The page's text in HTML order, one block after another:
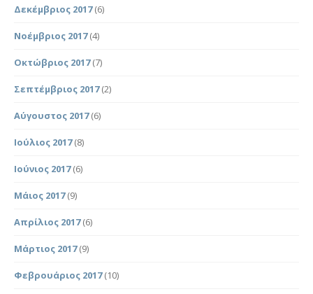
Δεκέμβριος 2017(6)
Νοέμβριος 2017(4)
Οκτώβριος 2017(7)
Σεπτέμβριος 2017(2)
Αύγουστος 2017(6)
Ιούλιος 2017(8)
Ιούνιος 2017(6)
Μάιος 2017(9)
Απρίλιος 2017(6)
Μάρτιος 2017(9)
Φεβρουάριος 2017(10)